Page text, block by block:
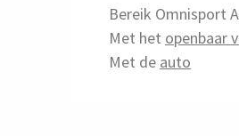
Bereik Omnisport
Met het openbaar
Met de auto